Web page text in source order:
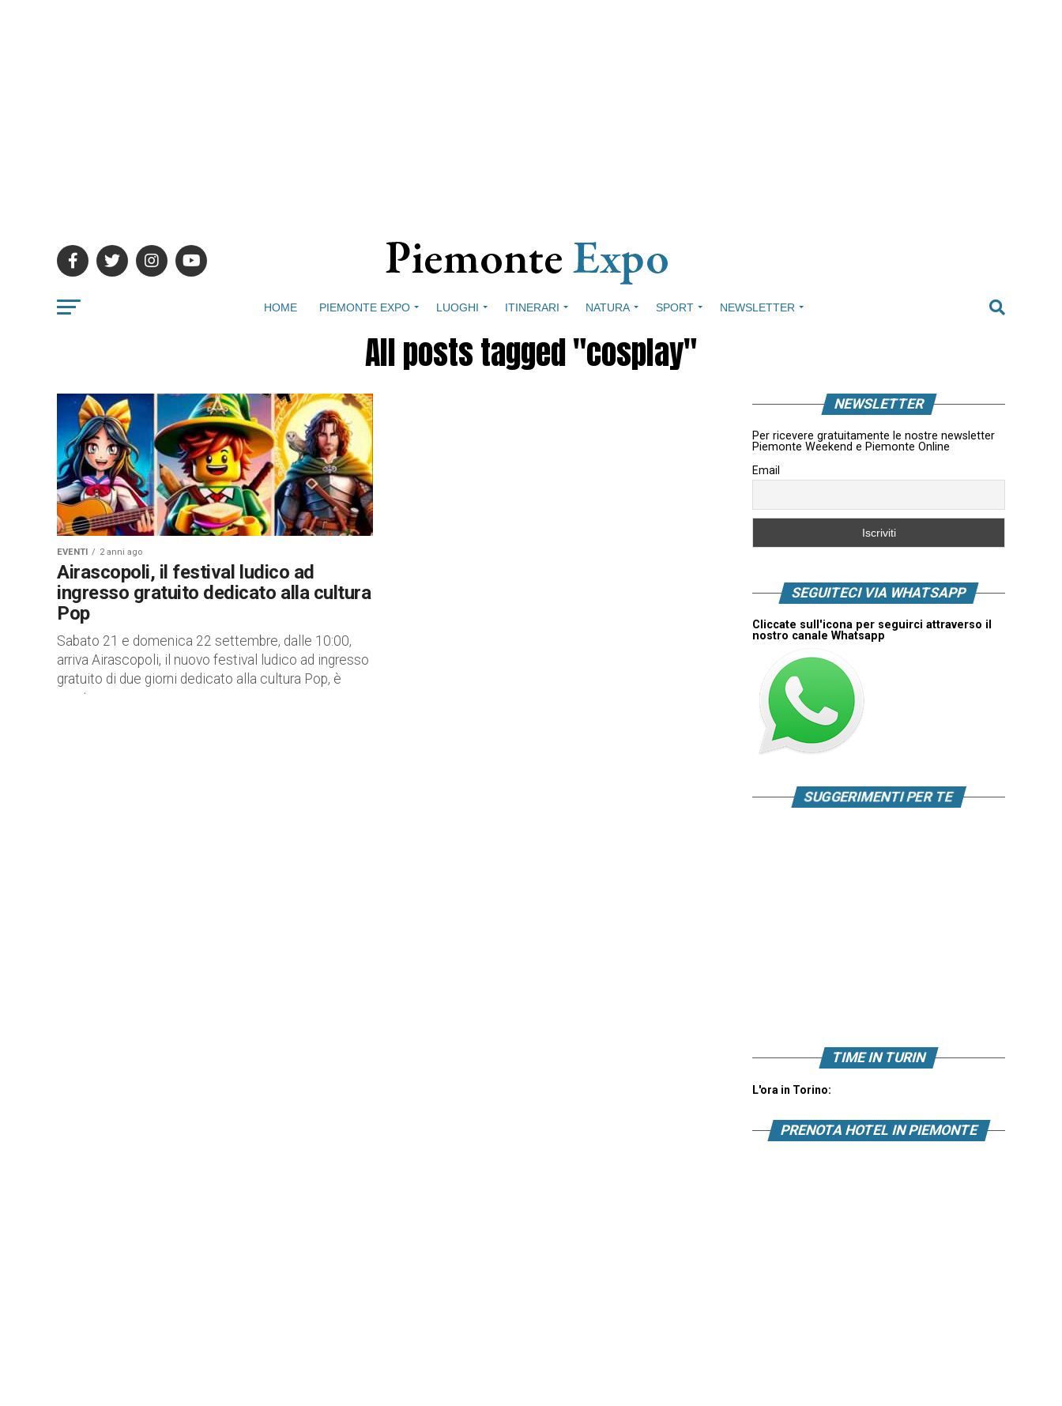
HOME PIEMONTE EXPO LUOGHI ITINERARI NATURA SPORT NEWSLETTER
All posts tagged "cosplay"
EVENTI 2 anni ago
Airascopoli, il festival ludico ad
ingresso gratuito dedicato alla cultura
Pop
Sabato 21 e domenica 22 settembre, dalle 10:00,
arriva Airascopoli, il nuovo festival ludico ad ingresso
gratuito di due giorni dedicato alla cultura Pop, è
pronto...
NEWSLETTER
Per ricevere gratuitamente le nostre newsletter
Piemonte Weekend e Piemonte Online
Email
SEGUITECI VIA WHATSAPP
Cliccate sull'icona per seguirci attraverso il
nostro canale Whatsapp
SUGGERIMENTI PER TE
TIME IN TURIN
L'ora in Torino:
PRENOTA HOTEL IN PIEMONTE